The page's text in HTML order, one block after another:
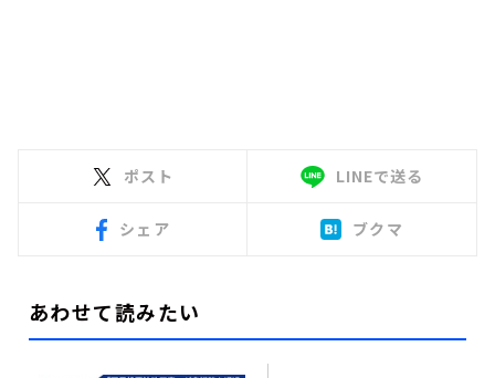
ポスト LINEで送る
シェア ブクマ
あわせて読みたい